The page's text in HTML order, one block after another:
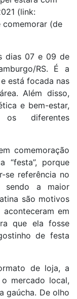
(link:
comemorar (de
dias 07 e 09 de
RS. É a
está focada nas
Além disso,
e bem-estar,
os diferentes
comemoração
“festa”, porque
se referência no
sendo a maior
são motivos
em
que ela fosse
de festa
de loja, a
mercado local,
gaúcha. De olho